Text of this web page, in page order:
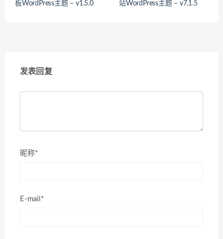
板WordPress主题 – v1.5.0 站WordPress主题 – v7.1.5
发表回复
昵称*
E-mail*